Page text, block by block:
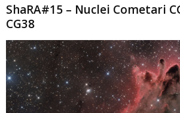
ShaRA#15 – Nuclei Cometari
CG38